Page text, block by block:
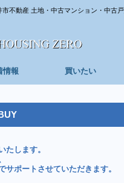
不動産 土地・中古マンション・中古
たします。
ポートさせていただきます。
情報 買いたい